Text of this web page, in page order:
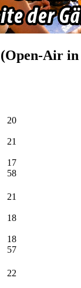
Air
20
21
17
58
21
18
18
57
22